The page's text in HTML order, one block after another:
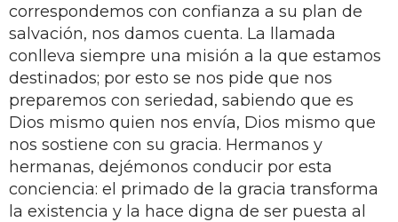
correspondemos con confianza a su plan de
salvación, nos damos cuenta. La llamada
conlleva siempre una misión a la que estamos
destinados; por esto se nos pide que nos
preparemos con seriedad, sabiendo que es
Dios mismo quien nos envía, Dios mismo que
nos sostiene con su gracia. Hermanos y
hermanas, dejémonos conducir por esta
conciencia: el primado de la gracia transforma
la existencia y la hace digna de ser puesta al